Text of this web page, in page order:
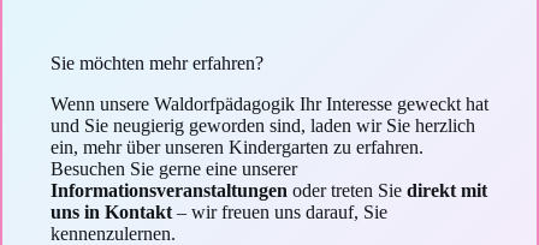
Sie möchten mehr erfahren?
Wenn unsere Waldorfpädagogik Ihr Interesse geweckt hat
und Sie neugierig geworden sind, laden wir Sie herzlich
ein, mehr über unseren Kindergarten zu erfahren.
Besuchen Sie gerne eine unserer
Informationsveranstaltungen oder treten Sie direkt mit
uns in Kontakt – wir freuen uns darauf, Sie
kennenzulernen.